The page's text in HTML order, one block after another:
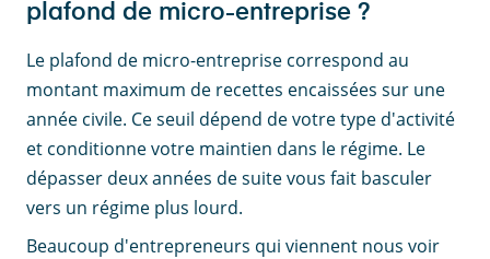
plafond de micro-entreprise ?
Le plafond de micro-entreprise correspond au
montant maximum de recettes encaissées sur une
année civile. Ce seuil dépend de votre type d'activité
et conditionne votre maintien dans le régime. Le
dépasser deux années de suite vous fait basculer
vers un régime plus lourd.
Beaucoup d'entrepreneurs qui viennent nous voir